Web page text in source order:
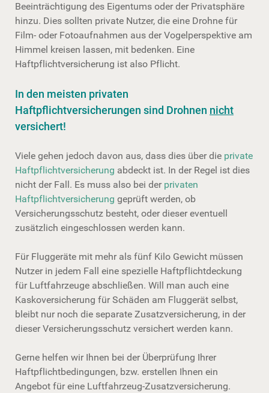
Beeinträchtigung des Eigentums oder der Privatsphäre
hinzu. Dies sollten private Nutzer, die eine Drohne für
Film- oder Fotoaufnahmen aus der Vogelperspektive am
Himmel kreisen lassen, mit bedenken. Eine
Haftpflichtversicherung ist also Pflicht.
In den meisten privaten
Haftpflichtversicherungen sind Drohnen nicht
versichert!
Viele gehen jedoch davon aus, dass dies über die private
Haftpflichtversicherung abdeckt ist. In der Regel ist dies
nicht der Fall. Es muss also bei der privaten
Haftpflichtversicherung geprüft werden, ob
Versicherungsschutz besteht, oder dieser eventuell
zusätzlich eingeschlossen werden kann.
Für Fluggeräte mit mehr als fünf Kilo Gewicht müssen
Nutzer in jedem Fall eine spezielle Haftpflichtdeckung
für Luftfahrzeuge abschließen. Will man auch eine
Kaskoversicherung für Schäden am Fluggerät selbst,
bleibt nur noch die separate Zusatzversicherung, in der
dieser Versicherungsschutz versichert werden kann.
Gerne helfen wir Ihnen bei der Überprüfung Ihrer
Haftpflichtbedingungen, bzw. erstellen Ihnen ein
Angebot für eine Luftfahrzeug-Zusatzversicherung.